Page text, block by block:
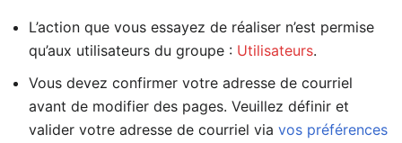
L’action que vous essayez de réaliser n’est permise
qu’aux utilisateurs du groupe : Utilisateurs.
Vous devez confirmer votre adresse de courriel
avant de modifier des pages. Veuillez définir et
valider votre adresse de courriel via vos préférences